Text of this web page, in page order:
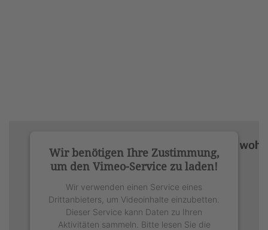
Wir benötigen Ihre Zustimmung,
um den Vimeo-Service zu laden!
Wir verwenden einen Service eines
Drittanbieters, um Videoinhalte einzubetten.
Dieser Service kann Daten zu Ihren
Aktivitäten sammeln. Bitte lesen Sie die